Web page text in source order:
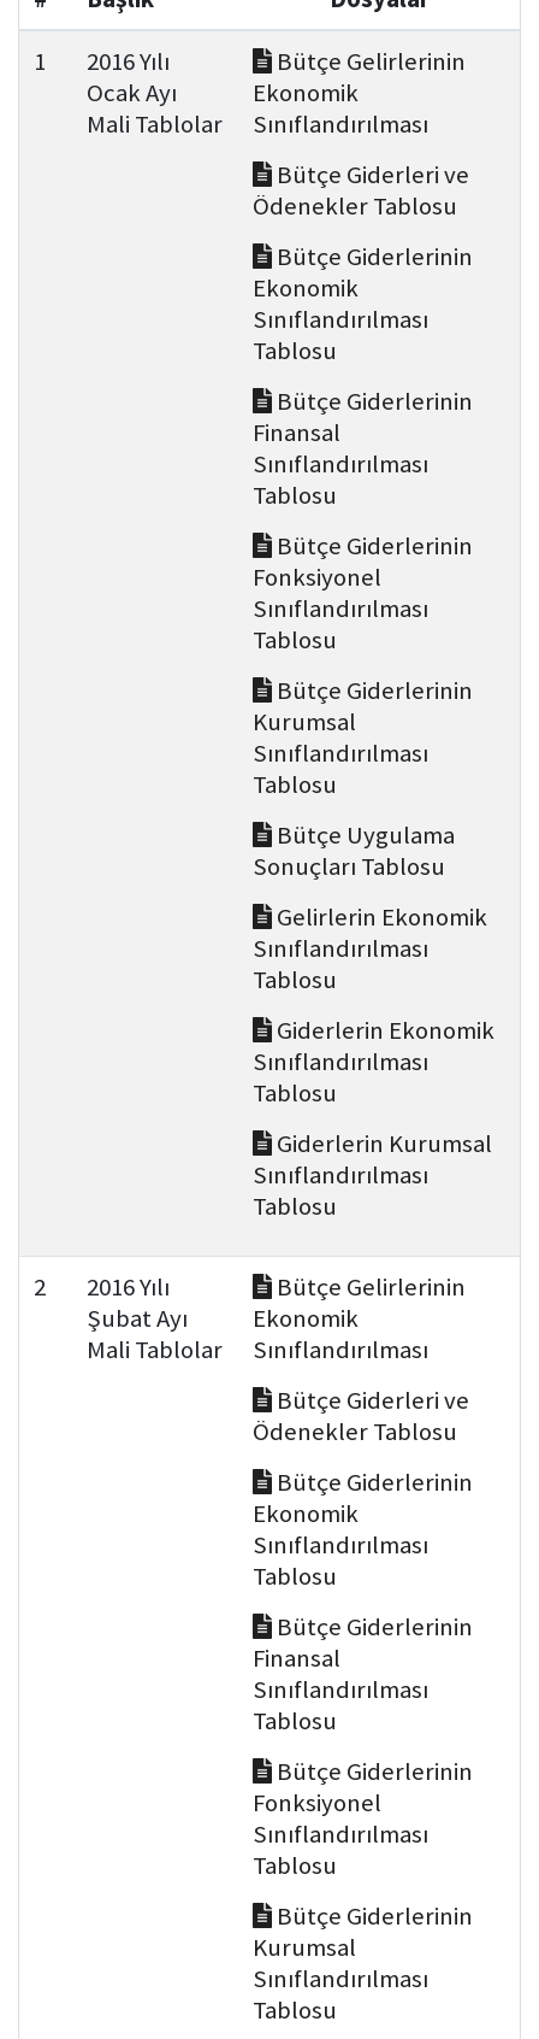
1
2016 Yılı
Ocak Ayı
Mali Tablolar
Bütçe Gelirlerinin
Ekonomik
Sınıflandırılması
Bütçe Giderleri ve
Ödenekler Tablosu
Bütçe Giderlerinin
Ekonomik
Sınıflandırılması
Tablosu
Bütçe Giderlerinin
Finansal
Sınıflandırılması
Tablosu
Bütçe Giderlerinin
Fonksiyonel
Sınıflandırılması
Tablosu
Bütçe Giderlerinin
Kurumsal
Sınıflandırılması
Tablosu
Bütçe Uygulama
Sonuçları Tablosu
Gelirlerin Ekonomik
Sınıflandırılması
Tablosu
Giderlerin Ekonomik
Sınıflandırılması
Tablosu
Giderlerin Kurumsal
Sınıflandırılması
Tablosu
2
2016 Yılı
Şubat Ayı
Mali Tablolar
Bütçe Gelirlerinin
Ekonomik
Sınıflandırılması
Bütçe Giderleri ve
Ödenekler Tablosu
Bütçe Giderlerinin
Ekonomik
Sınıflandırılması
Tablosu
Bütçe Giderlerinin
Finansal
Sınıflandırılması
Tablosu
Bütçe Giderlerinin
Fonksiyonel
Sınıflandırılması
Tablosu
Bütçe Giderlerinin
Kurumsal
Sınıflandırılması
Tablosu
Hizmet Envanteri
Projeler